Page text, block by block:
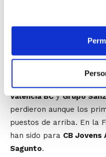
para despedirse también
campaña en LF-2.
Valencia BCyGrupo
perdieron aunque los
puestos de arriba. En la
han sido para CB Jovens
Sagunto.